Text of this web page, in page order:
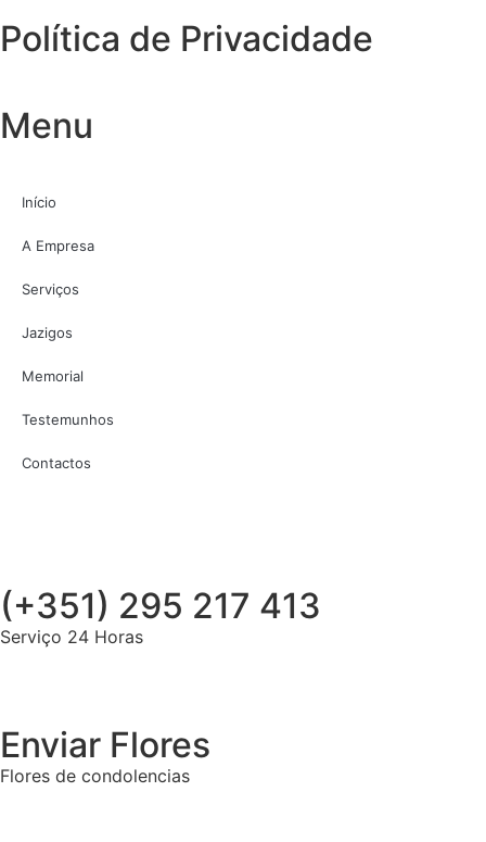
Política de Privacidade
Menu
Início
A Empresa
Serviços
Jazigos
Memorial
Testemunhos
Contactos
(+351) 295 217 413
Serviço 24 Horas
Enviar Flores
Flores de condolencias